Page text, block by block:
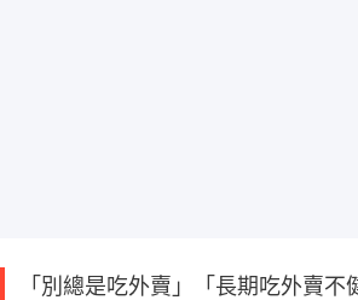
「別總是吃外賣」「長期吃外賣